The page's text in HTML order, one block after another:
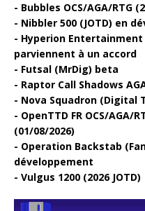
Bubbles OCS/AGA/RTG
Nibbler 500 (JOTD) en
Hyperion
parviennent à un accord
Futsal (MrDig) beta
Raptor Call Shadows
Nova Squadron (Digital
OpenTTD FR OCS/AGA/
(01/08/2026)
Operation Backstab
développement
Vulgus 1200 (2026 JOTD)